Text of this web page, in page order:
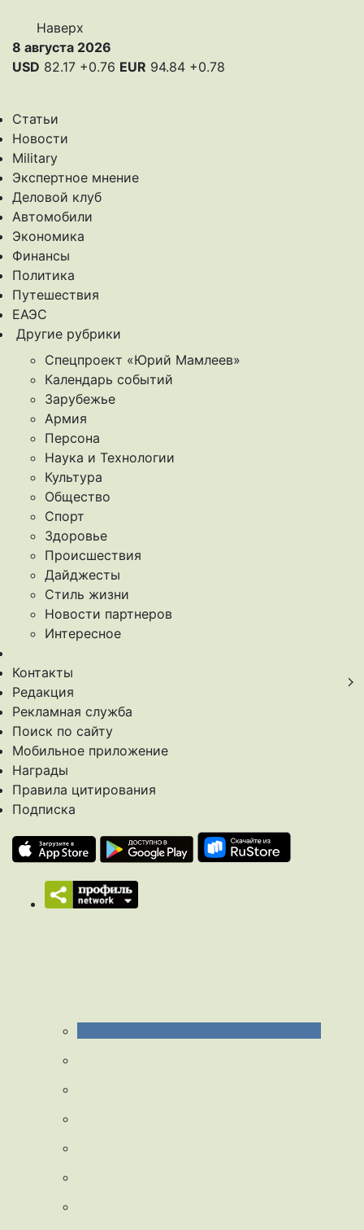
Наверх
8 августа 2026
USD 82.17 +0.76 EUR 94.84 +0.78
Статьи
Новости
Military
Экспертное мнение
Деловой клуб
Автомобили
Экономика
Финансы
Политика
Путешествия
ЕАЭС
Другие рубрики
Спецпроект «Юрий Мамлеев»
Календарь событий
Зарубежье
Армия
Персона
Наука и Технологии
Культура
Общество
Спорт
Здоровье
Происшествия
Дайджесты
Стиль жизни
Новости партнеров
Интересное
Контакты
Редакция
Рекламная служба
Поиск по сайту
Мобильное приложение
Награды
Правила цитирования
Подписка